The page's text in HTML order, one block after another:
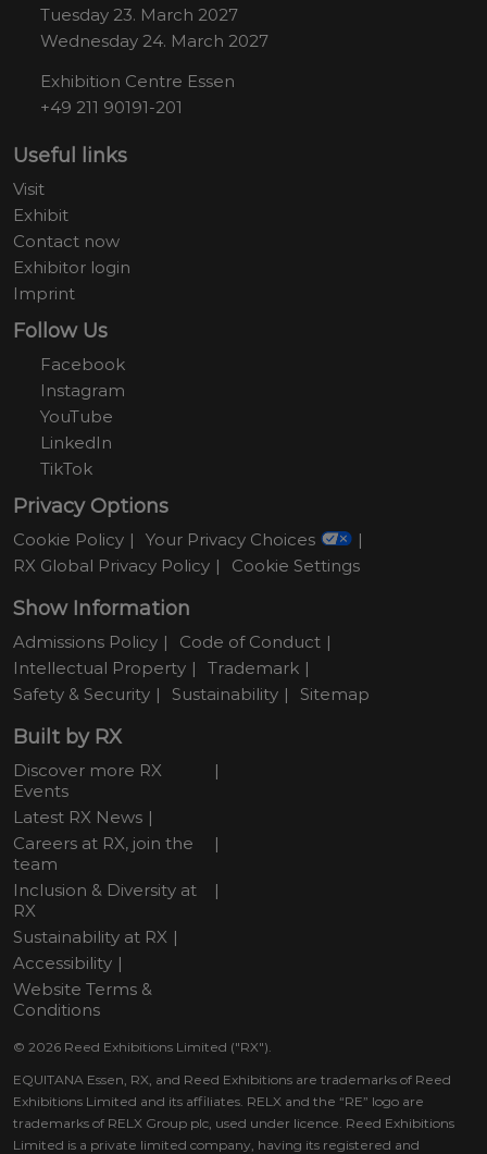
Tuesday 23. March 2027
Wednesday 24. March 2027
Exhibition Centre Essen
+49 211 90191-201
Useful links
Visit
Exhibit
Contact now
Exhibitor login
Imprint
Follow Us
Facebook
Instagram
YouTube
LinkedIn
TikTok
Privacy Options
Cookie Policy
Your Privacy Choices
RX Global Privacy Policy
Cookie Settings
Show Information
Admissions Policy
Code of Conduct
Intellectual Property
Trademark
Safety & Security
Sustainability Sitemap
Built by RX
Discover more RX
Events
Latest RX News
Careers at RX, join the
team
Inclusion & Diversity at
RX
Sustainability at RX
Accessibility
Website Terms &
Conditions
© 2026 Reed Exhibitions Limited ("RX").
EQUITANA Essen, RX, and Reed Exhibitions are trademarks of Reed
Exhibitions Limited and its affiliates. RELX and the “RE” logo are
trademarks of RELX Group plc, used under licence. Reed Exhibitions
Limited is a private limited company, having its registered and